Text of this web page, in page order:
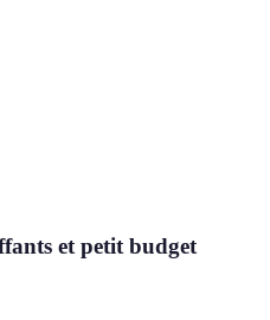
et petit budget